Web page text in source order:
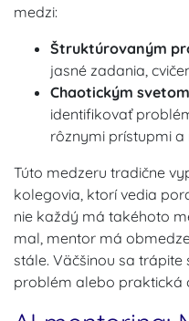
medzi:
Štruktúrovaným
jasné zadania,
Chaotickým
identifikovať
rôznymi prístupmi
Túto medzeru tradične
kolegovia, ktorí vedia
nie každý má takéhoto
mal, mentor má
stále. Väčšinou sa
problém alebo praktická